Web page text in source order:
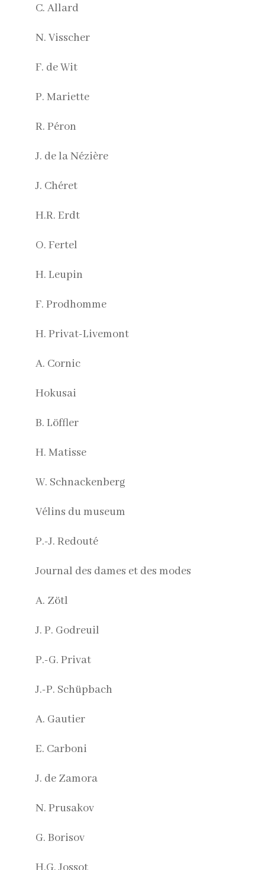
C. Allard
N. Visscher
F. de Wit
P. Mariette
R. Péron
J. de la Nézière
J. Chéret
H.R. Erdt
O. Fertel
H. Leupin
F. Prodhomme
H. Privat-Livemont
A. Cornic
Hokusai
B. Löffler
H. Matisse
W. Schnackenberg
Vélins du museum
P.-J. Redouté
Journal des dames et des modes
A. Zötl
J. P. Godreuil
P.-G. Privat
J.-P. Schüpbach
A. Gautier
E. Carboni
J. de Zamora
N. Prusakov
G. Borisov